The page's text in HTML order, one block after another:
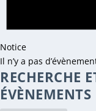
Notice
Il n’y a pas
RECHERCHE
ÉVÈNEMENTS